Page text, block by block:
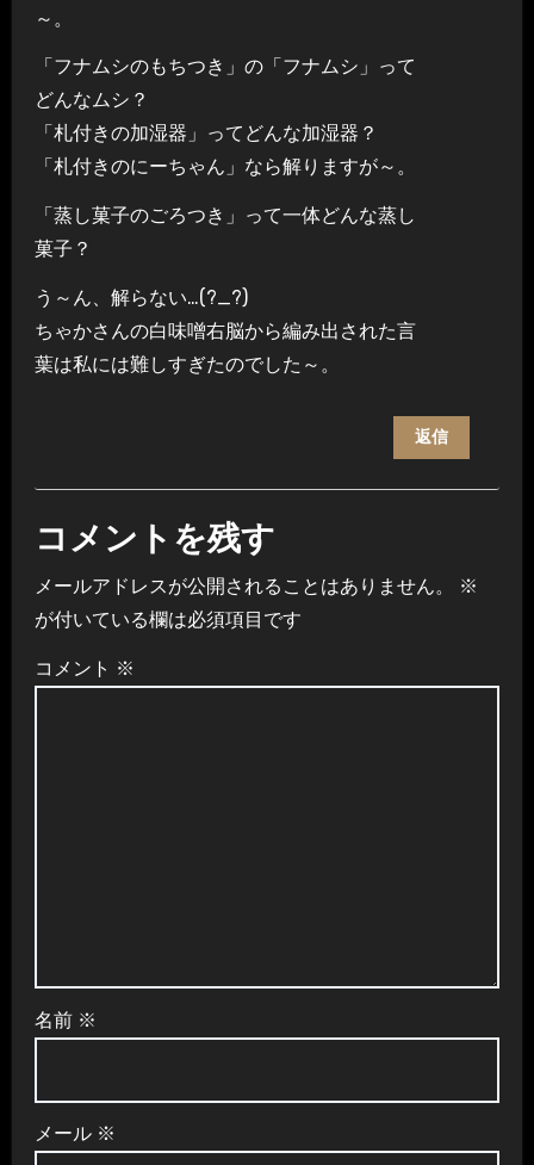
～。
「フナムシのもちつき」の「フナムシ」って
どんなムシ？
「札付きの加湿器」ってどんな加湿器？
「札付きのにーちゃん」なら解りますが～。
「蒸し菓子のごろつき」って一体どんな蒸し
菓子？
う～ん、解らない…(?_?)
ちゃかさんの白味噌右脳から編み出された言
葉は私には難しすぎたのでした～。
返信
コメントを残す
メールアドレスが公開されることはありません。
※
が付いている欄は必須項目です
コメント ※
名前 ※
メール ※